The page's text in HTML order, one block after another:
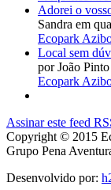
Adorei o
Sandra em
Ecopark
Local sem
por João
Ecopark
Assinar este feed
Copyright © 2015
Grupo Pena
Desenvolvido por: